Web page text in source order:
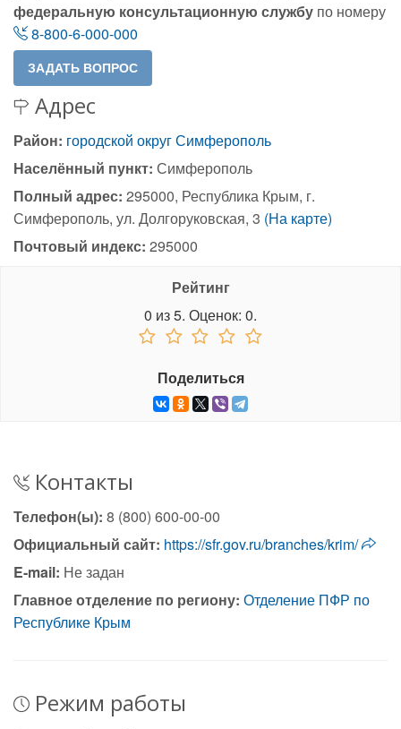
федеральную консультационную службу по номеру
8-800-6-000-000
Адрес
Район: городской округ Симферополь
Населённый пункт: Симферополь
Полный адрес: 295000, Республика Крым, г.
Симферополь, ул. Долгоруковская, 3 (На карте)
Почтовый индекс: 295000
Рейтинг
0 из5. Оценок: 0.
Поделиться
Контакты
Телефон(ы): 8 (800) 600-00-00
Официальный сайт: https://sfr.gov.ru/branches/krim/
E-mail: Не задан
Главное отделение по региону: Отделение ПФР по
Республике Крым
Режим работы